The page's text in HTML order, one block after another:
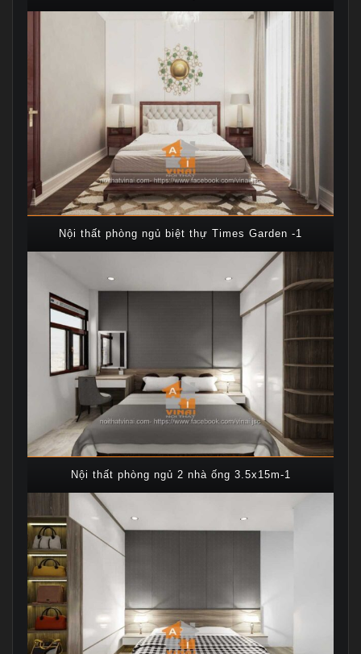
Nội thất phòng ngủ biệt thự Times Garden -1
Nội thất phòng ngủ 2 nhà ống 3.5x15m-1